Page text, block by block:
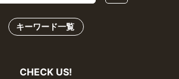
キーワード一覧
CHECK US!